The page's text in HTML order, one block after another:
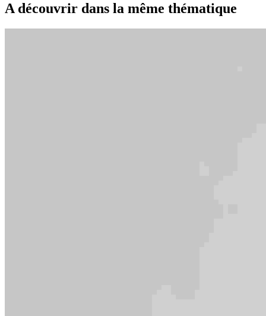
A découvrir dans la même thématique